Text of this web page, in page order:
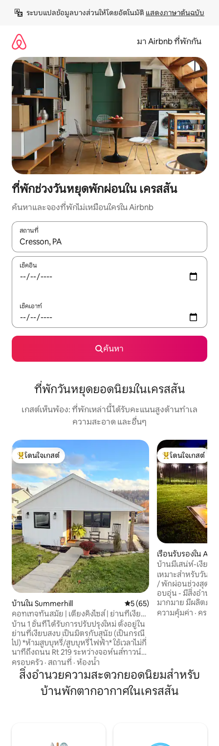
เนื้อหา
ระบบแปลข้อมูลบางส่วนให้โดยอัตโนมัติ แสดงภาษาต้นฉบับ
มา Airbnb ที่พักกัน
ที่พักช่วงวันหยุดพักผ่อนใน เครสสัน
ค้นหาและจองที่พักไม่เหมือนใครใน Airbnb
สถานที่
ใช้ลูกศรขึ้นลง หรือใช้การสัมผัสหรือปัด เพื่อสำรวจผลการค้นหา
เช็คอิน
เช็คเอาท์
ค้นหา
ที่พักวันหยุดยอดนิยมในเครสสัน
เกสต์เห็นพ้อง: ที่พักเหล่านี้ได้รับคะแนนสูงด้านทำเล
ความสะอาด และอื่นๆ
โดนใจเกสต์ที่สุด
โดนใจเกสต์
บ้านใน Summerhill คะแนนเฉลี่ย 5 จาก 5, 65 รีวิว
5 (65)
คอทเทจทันสมัย | เตียงคิงไซส์ | ย่านที่เงียบ
สงบ
บ้าน 1 ชั้นที่ได้รับการปรับปรุงใหม่ ตั้งอยู่ใน
ย่านที่เงียบสงบ เป็นมิตรกับสุนัข (เป็นกรณี
ไป) *ห้ามสูบบุหรี่/สูบบุหรี่ไฟฟ้า* ใช้เวลาไม่กี่
นาทีถึงถนน Rt 219 ระหว่างจอห์นส์ทาวน์
และอีเบนส์เบิร์ก มี UPJ, ภูเขาอะโลยเซียส,
เซนต์ฟรานซิส และสนามบินจอห์นส์ทาวน์-
แคมเบรียเคาน์ตีอยู่ใกล้ ๆ ประมาณ 1 ชั่วโมง
10 นาทีถึงรัฐเพนน์ ใกล้ทางเข้าสู่เส้นทาง
เดินชมธรรมชาติพาธออฟเดอะฟลัดเทรล
ครอบครัว · สถานที่ · ห้องน้ำ
โดนใจเกสต์ที่สุด
โดนใจเกสต์
เรือนรับรองใน
บ้านมีเสน่ห์-เงียบ
สะดวกทันสมัยและ
เหมาะสำหรับวันแ
/ พักผ่อนช่วงสุดสั
อบอุ่น - มีสิ่งอำนว
มากมาย มีผลิตภัณ
ผลิตภัณฑ์ซักรีดที่ไ
อย่างดี ตื่นขึ้นมา
พร้อมดื่มไวน์สักแ
ตกดิน ใกล้แหล่งช้อ
พยาบาล UPMC,
Curve, Canoe
ความคุ้มค่า · ครอบ
สิ่งอำนวยความสะดวกยอดนิยมสำหรับ
บ้านพักตากอากาศในเครสสัน